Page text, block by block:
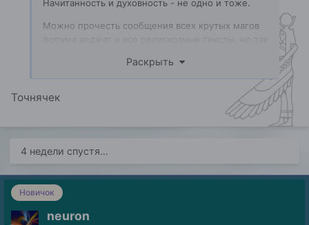
Начитанность и духовность - не одно и тоже.
Можно прочесть сообщения всех крутых магов
без качественных внутренних изменений.
Раскрыть
Точнячек
4 недели спустя...
Новичок
neuron